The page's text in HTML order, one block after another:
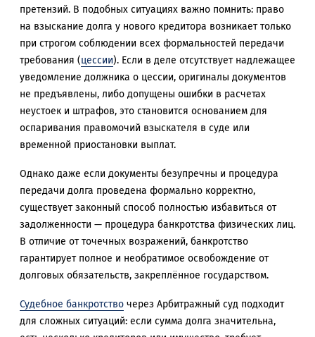
претензий. В подобных ситуациях важно помнить: право
на взыскание долга у нового кредитора возникает только
при строгом соблюдении всех формальностей передачи
требования (цессии). Если в деле отсутствует надлежащее
уведомление должника о цессии, оригиналы документов
не предъявлены, либо допущены ошибки в расчетах
неустоек и штрафов, это становится основанием для
оспаривания правомочий взыскателя в суде или
временной приостановки выплат.
Однако даже если документы безупречны и процедура
передачи долга проведена формально корректно,
существует законный способ полностью избавиться от
задолженности — процедура банкротства физических лиц.
В отличие от точечных возражений, банкротство
гарантирует полное и необратимое освобождение от
долговых обязательств, закреплённое государством.
Судебное банкротство через Арбитражный суд подходит
для сложных ситуаций: если сумма долга значительна,